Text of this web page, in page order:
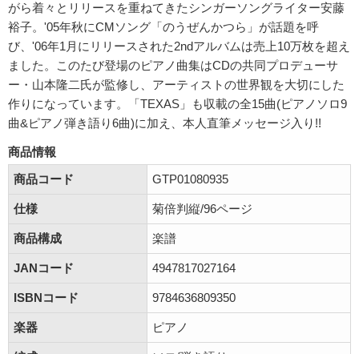
がら着々とリリースを重ねてきたシンガーソングライター安藤
裕子。'05年秋にCMソング「のうぜんかつら」が話題を呼
び、'06年1月にリリースされた2ndアルバムは売上10万枚を超え
ました。このたび登場のピアノ曲集はCDの共同プロデューサ
ー・山本隆二氏が監修し、アーティストの世界観を大切にした
作りになっています。「TEXAS」も収載の全15曲(ピアノソロ9
曲&ピアノ弾き語り6曲)に加え、本人直筆メッセージ入り!!
商品情報
商品コード
GTP01080935
仕様 菊倍判縦/96ページ
商品構成 楽譜
JANコード 4947817027164
ISBNコード 9784636809350
楽器 ピアノ